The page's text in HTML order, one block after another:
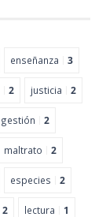
enseñanza 3
2 justicia 2
gestión 2
maltrato 2
especies 2
2 lectura 1